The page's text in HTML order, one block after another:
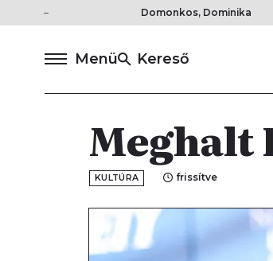
Domonkos, Dominika
Menü Kereső
Meghalt
KULTÚRA frissítve